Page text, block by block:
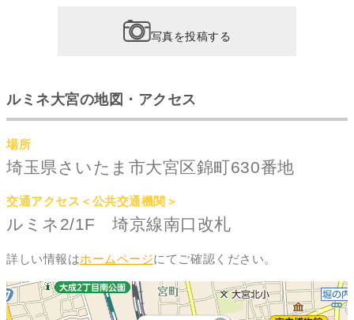
写真を投稿する
ルミネ大宮の地図・アクセス
場所
埼玉県さいたま市大宮区錦町630番地
交通アクセス＜公共交通機関＞
ルミネ2/1F 埼京線南口改札
詳しい情報はホームページにてご確認ください。